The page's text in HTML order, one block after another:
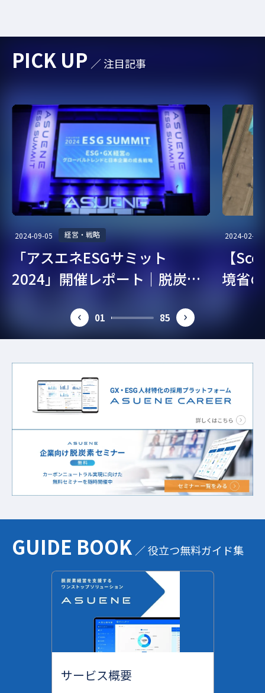
PICK UP ／ 注目記事
2024-09-05 経営・戦略
「アスエネESGサミット
2024」開催レポート｜脱炭
2024-02-07
【
境省
prev 01 85 next
GUIDE BOOK ／ 役立つ無料ガイド集
サービス概要